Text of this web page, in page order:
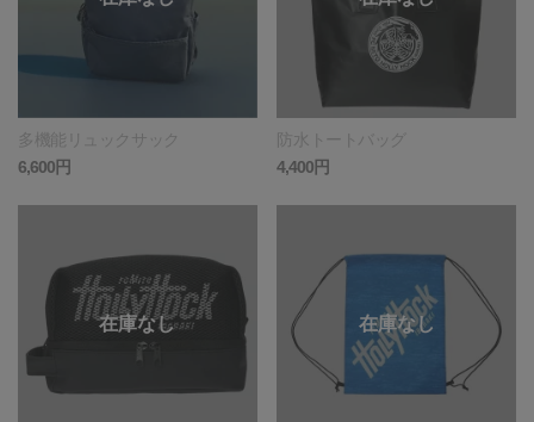
多機能リュックサック
6,600円
防水トートバッグ
4,400円